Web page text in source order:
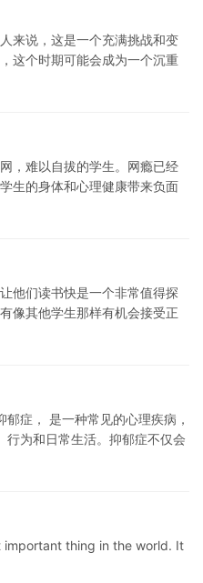
来说，这是一个充满挑战和变
这个时期可能会成为一个沉重
，难以自拔的学生。网瘾已经
生的身体和心理健康带来负面
他们读书快是一个非常值得探
像其他学生那样有机会接受正
症， 是一种常见的心理疾病，
行为和日常生活。抑郁症不仅会
thing in the world. It